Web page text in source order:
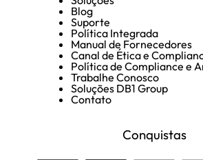
Blog
Suporte
Política Integrada
Manual de Fornecedores
Canal de Ética e
Política de Compliance e
Trabalhe Conosco
Soluções DB1 Group
Contato
Conquistas